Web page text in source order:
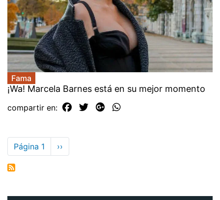
Fama
¡Wa! Marcela Barnes está en su mejor momento
compartir en:
Paginación
Página 1
Siguiente
página
››